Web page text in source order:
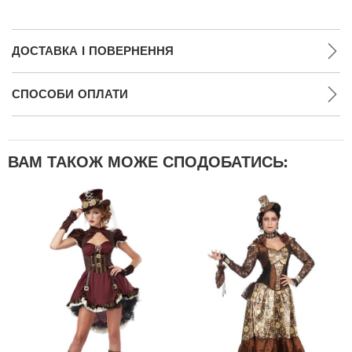
ДОСТАВКА І ПОВЕРНЕННЯ
СПОСОБИ ОПЛАТИ
ВАМ ТАКОЖ МОЖЕ СПОДОБАТИСЬ: